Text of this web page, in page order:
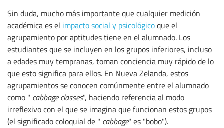
Sin duda, mucho más importante que cualquier medición
académica es el impacto social y psicológicoque el
agrupamiento por aptitudes tiene en el alumnado. Los
estudiantes que se incluyen en los grupos inferiores, incluso
a edades muy tempranas, toman conciencia muy rápido de lo
que esto significa para ellos. En Nueva Zelanda, estos
agrupamientos se conocen comúnmente entre el alumnado
como " cabbage classes", haciendo referencia al modo
irreflexivo con el que se imagina que funcionan estos grupos
(el significado coloquial de " cabbage" es "bobo").